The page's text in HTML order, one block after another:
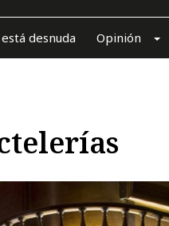
desnuda Opinión